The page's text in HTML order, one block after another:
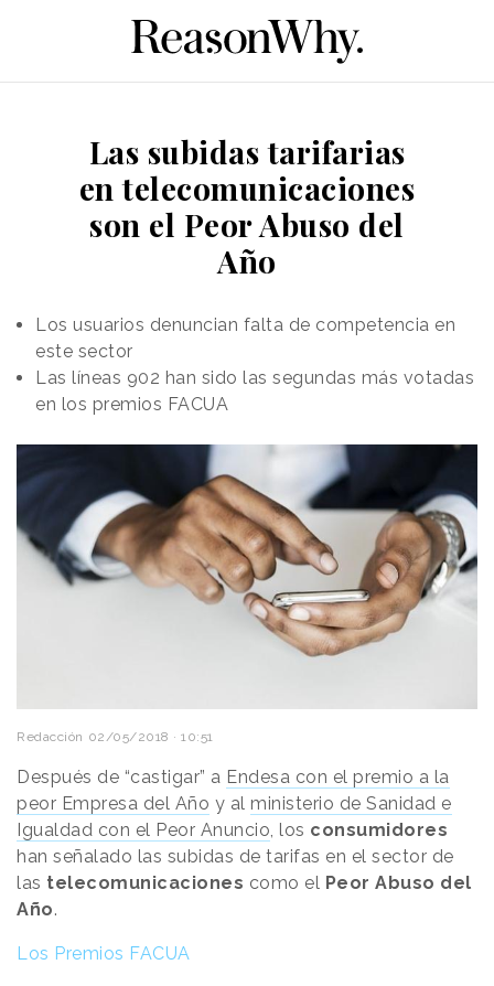
Las subidas tarifarias
en telecomunicaciones
son el Peor Abuso del
Año
Los usuarios denuncian falta de competencia en
este sector
Las líneas 902 han sido las segundas más votadas
en los premios FACUA
Redacción 02/05/2018 · 10:51
Después de “castigar” a Endesa con el premio a la
peor Empresa del Año y al ministerio de Sanidad e
Igualdad con el Peor Anuncio, los consumidores
han señalado las subidas de tarifas en el sector de
las telecomunicaciones como el Peor Abuso del
Año.
Los Premios FACUA